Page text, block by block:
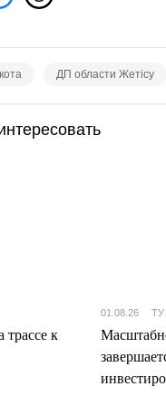
ДП области Жетісу
к
01.08.26